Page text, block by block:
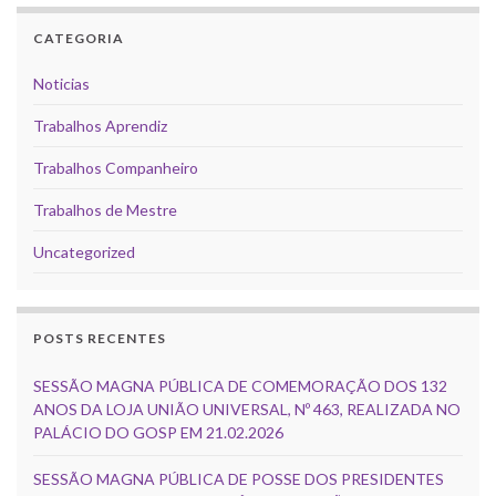
CATEGORIA
Noticias
Trabalhos Aprendiz
Trabalhos Companheiro
Trabalhos de Mestre
Uncategorized
POSTS RECENTES
SESSÃO MAGNA PÚBLICA DE COMEMORAÇÃO DOS 132
ANOS DA LOJA UNIÃO UNIVERSAL, Nº 463, REALIZADA NO
PALÁCIO DO GOSP EM 21.02.2026
SESSÃO MAGNA PÚBLICA DE POSSE DOS PRESIDENTES